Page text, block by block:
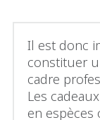
Il est donc
constituer
cadre
Les
en